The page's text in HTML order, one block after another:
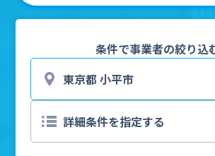
条件で事業者の絞り込